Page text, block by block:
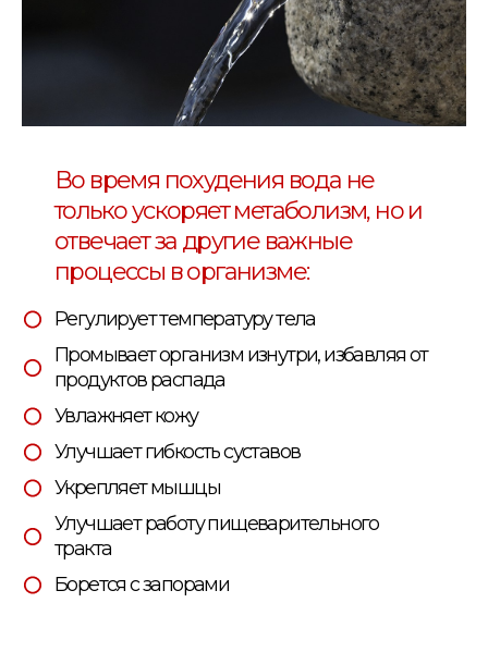
Во время похудения вода не
только ускоряет метаболизм, но и
отвечает за другие важные
процессы в организме:
Регулирует температуру тела
Промывает организм изнутри, избавляя от
продуктов распада
Увлажняет кожу
Улучшает гибкость суставов
Укрепляет мышцы
Улучшает работу пищеварительного
тракта
Борется с запорами